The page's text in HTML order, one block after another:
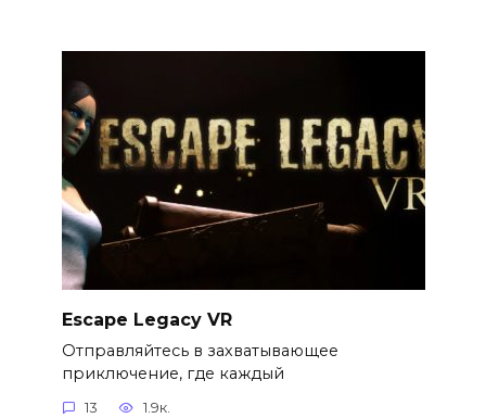
Escape Legacy VR
Отправляйтесь в захватывающее
приключение, где каждый
13 1.9к.